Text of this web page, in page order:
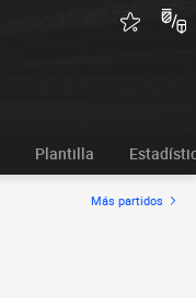
Plantilla
Más partidos